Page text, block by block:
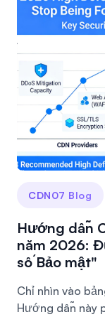
CDN07 Blog
Hướng dẫn
năm 2026:
số Bảo mật"
Chỉ nhìn vào
Hướng dẫn này